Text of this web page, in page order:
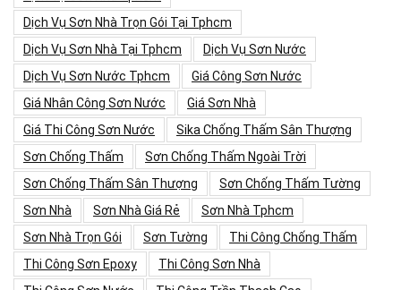
Dịch Vụ Sơn Nhà Trọn Gói Tại Tphcm
Dịch Vụ Sơn Nhà Tại Tphcm
Dịch Vụ Sơn Nước
Dịch Vụ Sơn Nước Tphcm
Giá Công Sơn Nước
Giá Nhân Công Sơn Nước
Giá Sơn Nhà
Giá Thi Công Sơn Nước
Sika Chống Thấm Sân Thượng
Sơn Chống Thấm
Sơn Chống Thấm Ngoài Trời
Sơn Chống Thấm Sân Thượng
Sơn Chống Thấm Tường
Sơn Nhà
Sơn Nhà Giá Rẻ
Sơn Nhà Tphcm
Sơn Nhà Trọn Gói
Sơn Tường
Thi Công Chống Thấm
Thi Công Sơn Epoxy
Thi Công Sơn Nhà